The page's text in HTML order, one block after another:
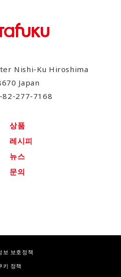
Nishi-Ku Hiroshima
Japan
82-277-7168
상품
레시피
뉴스
문의
보 보호정책
키 정책